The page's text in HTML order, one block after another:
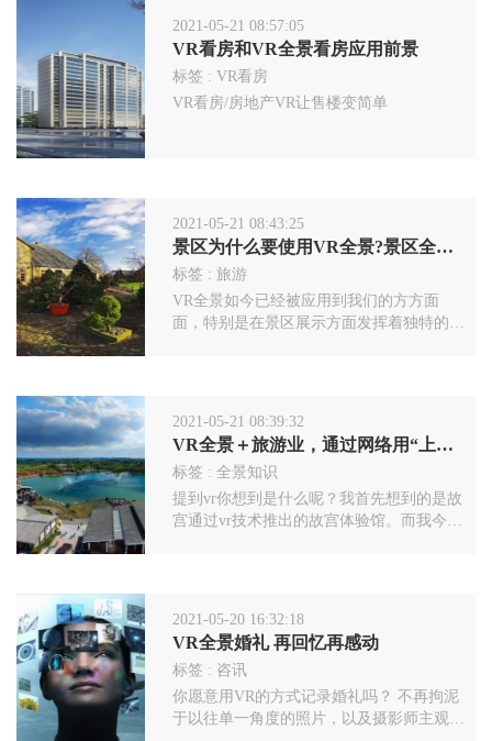
2021-05-21 08:57:05
VR看房和VR全景看房应用前景
标签 :VR看房
VR看房/房地产VR让售楼变简单
2021-05-21 08:43:25
景区为什么要使用VR全景?景区全景图有什么用?
标签 :旅游
VR全景如今已经被应用到我们的方方面
面，特别是在景区展示方面发挥着独特的作
2021-05-21 08:39:32
VR全景＋旅游业，通过网络用“上帝视角”观看各大景点
标签 :全景知识
提到vr你想到是什么呢？我首先想到的是故
宫通过vr技术推出的故宫体验馆。而我今天
实景结合。全景vr是利用maya等软件，制作
出来的模拟现实的场景，经过特殊的拼合、
处理，让观看者立于画境中，感受最美的画
面
2021-05-20 16:32:18
VR全景婚礼 再回忆再感动
标签 : 咨讯
你愿意用VR的方式记录婚礼吗？ 不再拘泥
于以往单一角度的照片，以及摄影师主观拍